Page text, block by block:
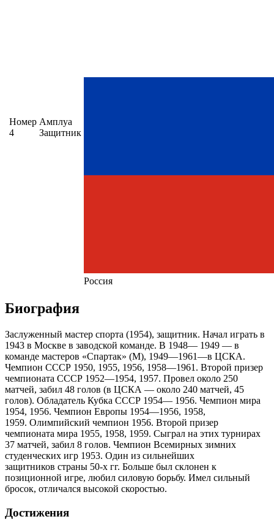
Номер
4
Амплуа
Защитник
Россия
Биография
Заслуженный мастер спорта (1954), защитник. Начал играть в
1943 в Москве в заводской команде. В 1948— 1949 — в
команде мастеров «Спартак» (М), 1949—1961—в ЦСКА.
Чемпион СССР 1950, 1955, 1956, 1958—1961. Второй призер
чемпионата СССР 1952—1954, 1957. Провел около 250
матчей, забил 48 голов (в ЦСКА — около 240 матчей, 45
голов). Обладатель Кубка СССР 1954— 1956. Чемпион мира
1954, 1956. Чемпион Европы 1954—1956, 1958,
1959. Олимпийский чемпион 1956. Второй призер
чемпионата мира 1955, 1958, 1959. Сыграл на этих турнирах
37 матчей, забил 8 голов. Чемпион Всемирных зимних
студенческих игр 1953. Один из сильнейших
защитников страны 50-х гг. Больше был склонен к
позиционной игре, любил силовую борьбу. Имел сильный
бросок, отличался высокой скоростью.
Достижения